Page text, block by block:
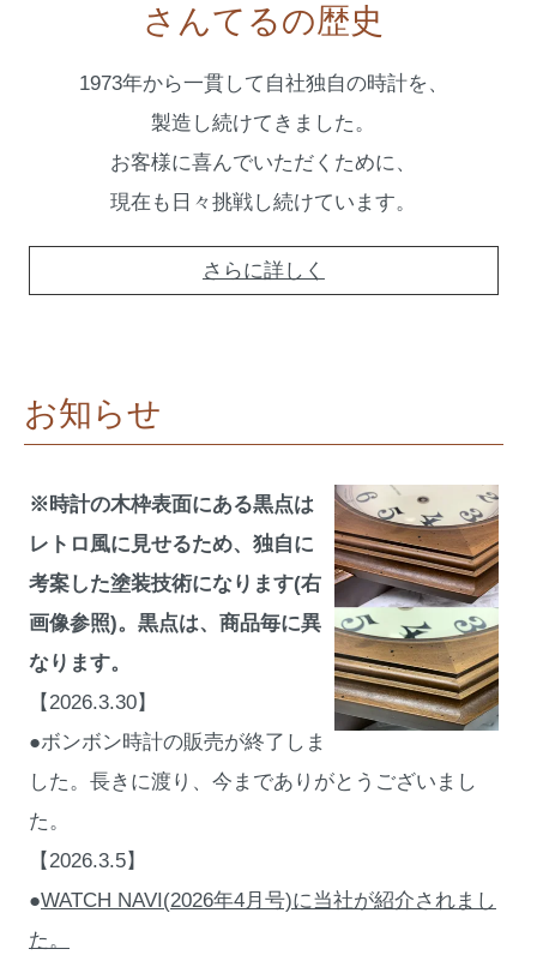
さんてるの歴史
1973年から一貫して自社独自の時計を、
製造し続けてきました。
お客様に喜んでいただくために、
現在も日々挑戦し続けています。
さらに詳しく
お知らせ
※時計の木枠表面にある黒点は
レトロ風に見せるため、独自に
考案した塗装技術になります(右
画像参照)。黒点は、商品毎に異
なります。
【2026.3.30】
●ボンボン時計の販売が終了しま
した。長きに渡り、今までありがとうございまし
た。
【2026.3.5】
●WATCH NAVI(2026年4月号)に当社が紹介されまし
た。